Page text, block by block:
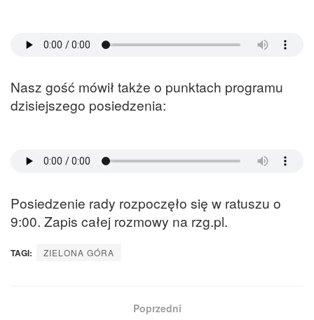
Nasz gość mówił także o punktach programu
dzisiejszego posiedzenia:
Posiedzenie rady rozpoczęło się w ratuszu o
9:00. Zapis całej rozmowy na rzg.pl.
TAGI: ZIELONA GÓRA
Poprzedni